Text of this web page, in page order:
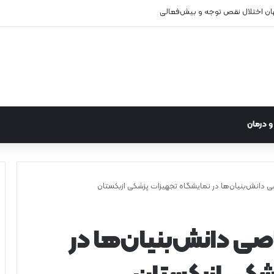
اختلال نقص توجه و بیش‌فعالی
درمان
دانش‌بنیان‌ها در نمایشگاه تجهیزات پزشکی ازبکستان
دانش‌بنیان‌ها در